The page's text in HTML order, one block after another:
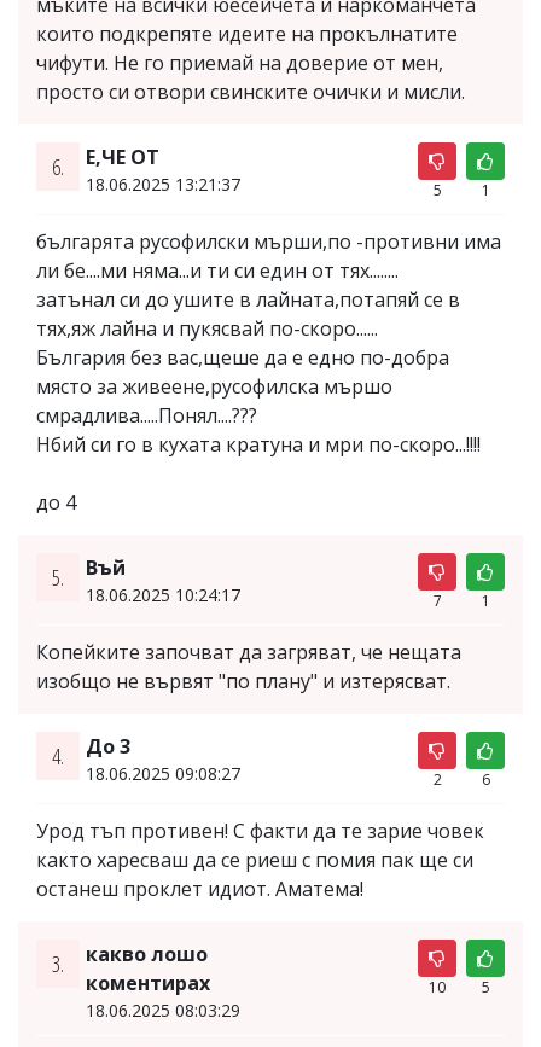
които подкрепяте идеите на прокълнатите
чифути. Не го приемай на доверие от мен,
просто си отвори свинските очички и мисли.
6. Е,ЧЕ ОТ
18.06.2025 13:21:37 5 1
българята русофилски мърши,по -противни има
ли бе....ми няма...и ти си един от тях........
затънал си до ушите в лайната,потапяй се в
тях,яж лайна и пукясвай по-скоро......
България без вас,щеше да е едно по-добра
място за живеене,русофилска мършо
смрадлива.....Понял....???
Нбий си го в кухата кратуна и мри по-скоро...!!!!
до 4
5. Въй
18.06.2025 10:24:17 7 1
Копейките започват да загряват, че нещата
изобщо не вървят "по плану" и изтерясват.
4. До 3
18.06.2025 09:08:27 2 6
Урод тъп противен! С факти да те зарие човек
както харесваш да се риеш с помия пак ще си
останеш проклет идиот. Аматема!
3.
какво лошо
коментирах
18.06.2025 08:03:29
10 5